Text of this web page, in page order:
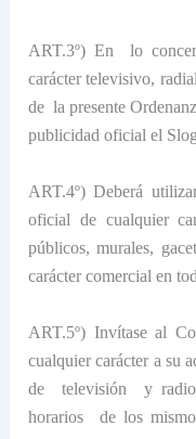
ART.3º) En
lo
carácter televisivo,
de la presente
publicidad oficial el
ART.4º) Deberá
oficial de cualquier
públicos, murales,
carácter comercial en
ART.5º) Invítase al
cualquier carácter a su
de
televisión y
horarios
de los